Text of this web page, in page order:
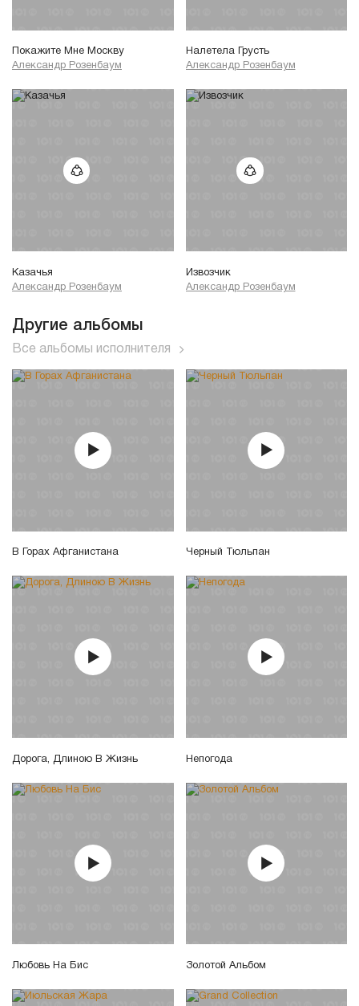
Покажите Мне Москву
Александр Розенбаум
Налетела Грусть
Александр Розенбаум
Казачья
Александр Розенбаум
Извозчик
Александр Розенбаум
Другие альбомы
Все альбомы исполнителя
В Горах Афганистана Черный Тюльпан
Дорога, Длиною В Жизнь Непогода
Любовь На Бис Золотой Альбом